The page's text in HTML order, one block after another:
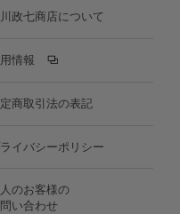
政七商店について
情報
商取引法の表記
イバシーポリシー
のお客様の
い合わせ